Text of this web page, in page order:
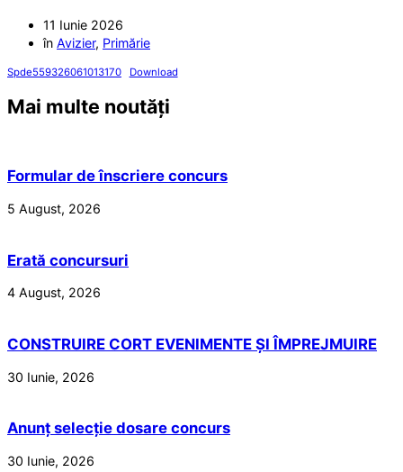
11 Iunie 2026
în Avizier, Primărie
Spde559326061013170 Download
Mai multe noutăți
Formular de înscriere concurs
5 August, 2026
Erată concursuri
4 August, 2026
CONSTRUIRE CORT EVENIMENTE ȘI ÎMPREJMUIRE
30 Iunie, 2026
Anunț selecție dosare concurs
30 Iunie, 2026